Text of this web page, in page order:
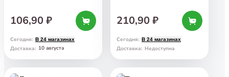
106,90 ₽
Сегодня: В 24 магазинах
Доставка: 10 августа
210,90 ₽
Сегодня: В 24 магазинах
Доставка: Недоступна